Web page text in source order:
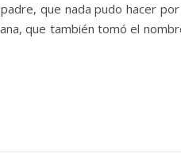
que nada pudo hacer
que también tomó el